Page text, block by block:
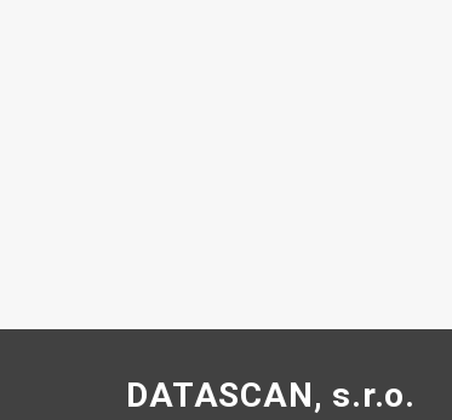
DATASCAN, s.r.o.